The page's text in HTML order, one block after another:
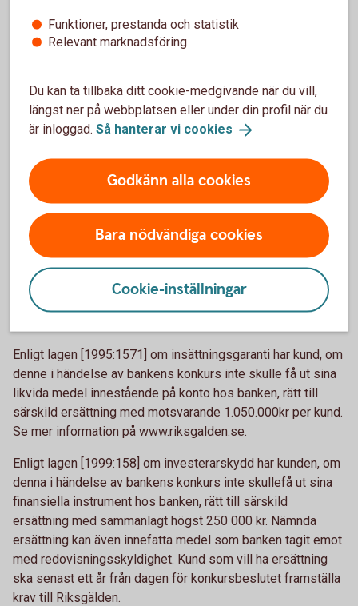
förekomma andra kostnader för kunden, däribland skatter,
som inte påförs eller betalas av banken.
Bankens hantering av kunders finansiella
instrument och medel
Banken upprättar vid var tid sådan registrering och
redovisning för medel och finansiella instrument som är
nödvändig för att omgående kunna skilja tillgångar som
banken innehar för en kunds räkning från dels andra
kunders tillgångar, dels bankens egna tillgångar. Banken för
löpande registrering och redovisning över alla medel och
finansiella instrument som banken innehar för kunds
räkning.
Enligt lagen [1995:1571] om insättningsgaranti har kund, om
denne i händelse av bankens konkurs inte skulle få ut sina
likvida medel innestående på konto hos banken, rätt till
särskild ersättning med motsvarande 1.050.000kr per kund.
Se mer information på www.riksgalden.se.
Enligt lagen [1999:158] om investerarskydd har kunden, om
denna i händelse av bankens konkurs inte skullefå ut sina
finansiella instrument hos banken, rätt till särskild
ersättning med sammanlagt högst 250 000 kr. Nämnda
ersättning kan även innefatta medel som banken tagit emot
med redovisningsskyldighet. Kund som vill ha ersättning
ska senast ett år från dagen för konkursbeslutet framställa
krav till Riksgälden.
Funktioner, prestanda och statistik
Relevant marknadsföring
Du kan ta tillbaka ditt cookie-medgivande när du vill,
längst ner på webbplatsen eller under din profil när du
är inloggad. Så hanterar vi cookies
Godkänn alla cookies
Bara nödvändiga cookies
Cookie-inställningar